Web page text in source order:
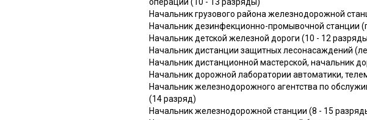
Начальник грузового района железнодорожной
Начальник дезинфекционно-промывочной станции
Начальник детской железной дороги (10 - 12
Начальник дистанции защитных лесонасаждений
Начальник дистанционной мастерской, начальник
Начальник дорожной лаборатории автоматики,
Начальник железнодорожного агентства по
(14 разряд)
Начальник железнодорожной станции (8 - 15